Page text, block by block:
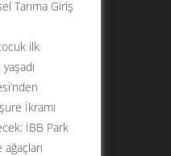
Tarıma Giriş
ilk
İkramı
İBB Park